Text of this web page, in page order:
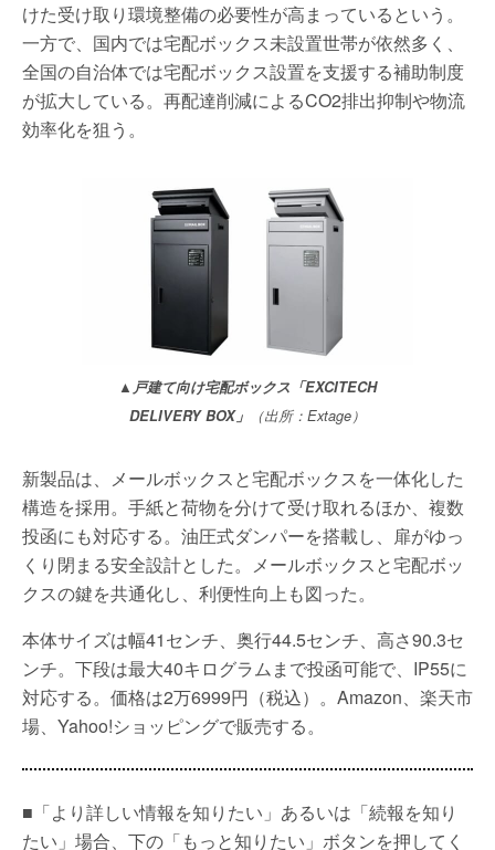
けた受け取り環境整備の必要性が高まっているという。
一方で、国内では宅配ボックス未設置世帯が依然多く、
全国の自治体では宅配ボックス設置を支援する補助制度
が拡大している。再配達削減によるCO2排出抑制や物流
効率化を狙う。
▲戸建て向け宅配ボックス「EXCITECH
DELIVERY BOX」
（出所：Extage）
新製品は、メールボックスと宅配ボックスを一体化した
構造を採用。手紙と荷物を分けて受け取れるほか、複数
投函にも対応する。油圧式ダンパーを搭載し、扉がゆっ
くり閉まる安全設計とした。メールボックスと宅配ボッ
クスの鍵を共通化し、利便性向上も図った。
本体サイズは幅41センチ、奥行44.5センチ、高さ90.3セ
ンチ。下段は最大40キログラムまで投函可能で、IP55に
対応する。価格は2万6999円（税込）。Amazon、楽天市
場、Yahoo!ショッピングで販売する。
■「より詳しい情報を知りたい」あるいは「続報を知り
たい」場合、下の「もっと知りたい」ボタンを押してく